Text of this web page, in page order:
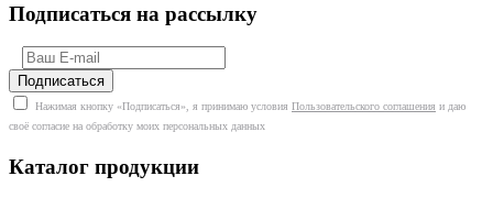
Подписаться на рассылку
Нажимая кнопку «Подписаться», я принимаю условия Пользовательского соглашения и даю
своё согласие на обработку моих персональных данных
Каталог продукции